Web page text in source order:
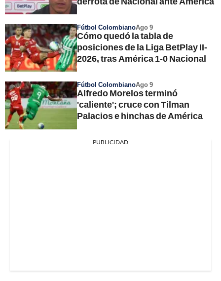
Fútbol ColombianoAgo 9
Cómo quedó la tabla de
posiciones de la Liga BetPlay II-
2026, tras América 1-0 Nacional
Fútbol ColombianoAgo 9
Alfredo Morelos terminó
'caliente'; cruce con Tilman
Palacios e hinchas de América
PUBLICIDAD